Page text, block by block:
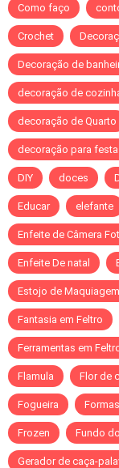
Como faço
Crochet
Decoração de
decoração de
decoração de Quarto
decoração para
DIY doces
Educar elefante
Enfeite de Câmera
Enfeite De natal
Estojo de Maquiagem
Fantasia em Feltro
Ferramentas em
Flamula Flor de
Fogueira
Frozen Fundo
Gerador de caça-